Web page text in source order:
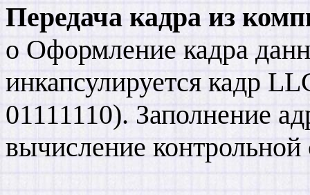
Передача кадра из
o Оформление кадра
инкапсулируется кадр
01111110). Заполнение
вычисление